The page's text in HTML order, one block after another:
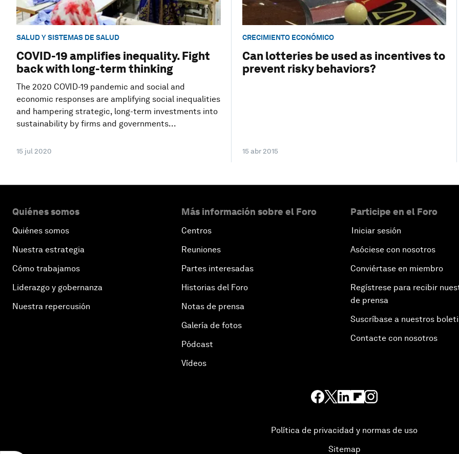
SALUD Y SISTEMAS DE SALUD
COVID-19 amplifies inequality. Fight
back with long-term thinking
The 2020 COVID-19 pandemic and social and
economic responses are amplifying social inequalities
and hampering strategic, long-term investments into
sustainability by firms and governments...
15 jul 2020
CRECIMIENTO ECONÓMICO
Can lotteries be used as incentives to
prevent risky behaviors?
15 abr 2015
Quiénes somos
Quiénes somos
Nuestra estrategia
Cómo trabajamos
Liderazgo y gobernanza
Nuestra repercusión
Más información sobre el Foro
Centros
Reuniones
Partes interesadas
Historias del Foro
Notas de prensa
Galería de fotos
Pódcast
Vídeos
Participe en el Foro
Iniciar sesión
Asóciese con nosotros
Conviértase en miembro
Regístrese para recibir
de prensa
Suscríbase a nuestros
Contacte con nosotros
Política de privacidad y normas de uso
Sitemap